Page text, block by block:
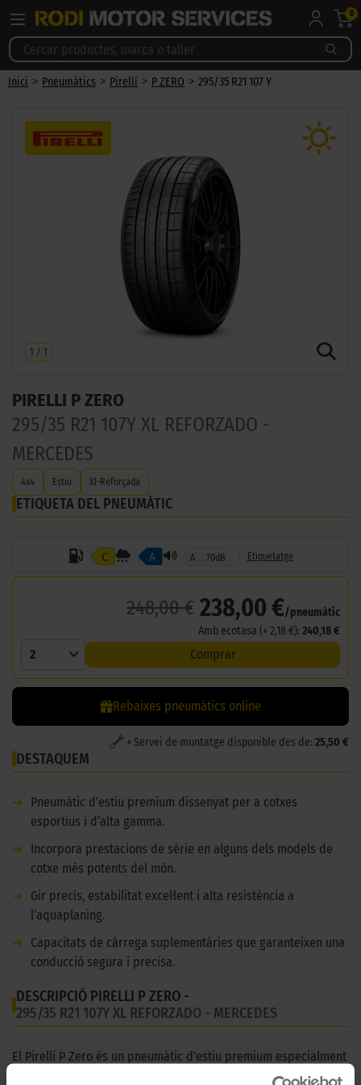
0
Inici > Pneumàtics > Pirelli > P ZERO > 295/35 R21 107 Y
1 / 1
PIRELLI P ZERO
295/35 R21 107Y XL REFORZADO -
MERCEDES
4x4 Estiu Xl-Reforçada
ETIQUETA DEL PNEUMÀTIC
C A A 70dB Etiquetatge
248,00 € 238,00 €/pneumàtic
Amb ecotasa (+ 2,18 €): 240,18 €
2 Comprar
Rebaixes pneumàtics online
+ Servei de muntatge disponible des de: 25,50 €
DESTAQUEM
➜
Pneumàtic d’estiu premium dissenyat per a cotxes
esportius i d’alta gamma.
➜
Incorpora prestacions de sèrie en alguns dels models de
cotxe més potents del món.
➜
Gir precís, estabilitat excel·lent i alta resistència a
l’aquaplaning.
➜
Capacitats de càrrega suplementàries que garanteixen una
conducció segura i precisa.
DESCRIPCIÓ PIRELLI P ZERO -
295/35 R21 107Y XL REFORZADO - MERCEDES
El Pirelli P Zero és un pneumàtic d’estiu premium especialment
dissenyat per a cotxes esportius i d’alta gamma, que destaca